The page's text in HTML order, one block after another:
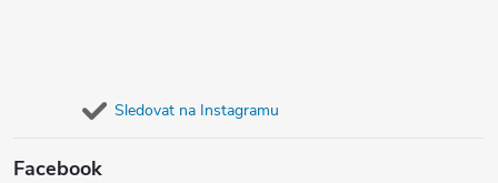
Sledovat na Instagramu
Facebook